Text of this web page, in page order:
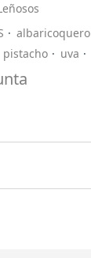
albaricoquero
pistacho uva